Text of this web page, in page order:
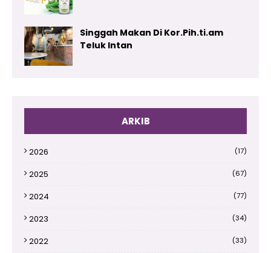
Singgah Makan Di Kor.Pih.ti.am
Teluk Intan
ARKIB
2026 (17)
2025 (67)
2024 (77)
2023 (34)
2022 (33)